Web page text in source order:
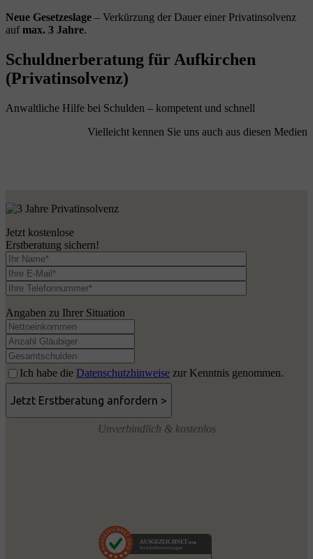
Neue Gesetzeslage – Verkürzung der Dauer einer Privatinsolvenz
aufmax. 3 Jahre.
Schuldnerberatung für Aufkirchen
(Privatinsolvenz)
Anwaltliche Hilfe bei Schulden – kompetent und schnell
Vielleicht kennen Sie uns auch aus diesen Medien
Jetzt kostenlose
Erstberatung sichern!
Angaben zu Ihrer Situation
Ich habe die Datenschutzhinweise zur Kenntnis genommen.
Unverbindlich & kostenlos
AUSGEZEICHNET .org
Kundenbewertungen